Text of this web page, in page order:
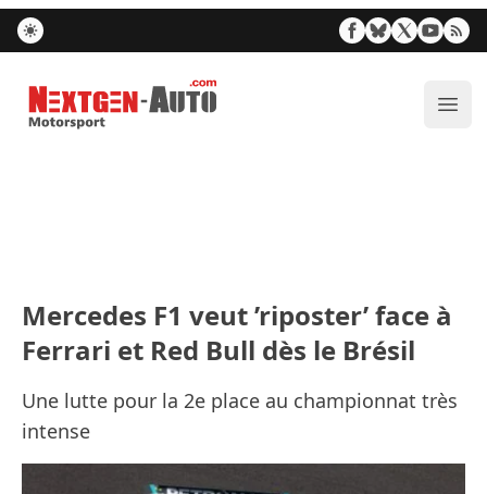
Nextgen-Auto.com
Mercedes F1 veut ’riposter’ face à
Ferrari et Red Bull dès le Brésil
Une lutte pour la 2e place au championnat très
intense